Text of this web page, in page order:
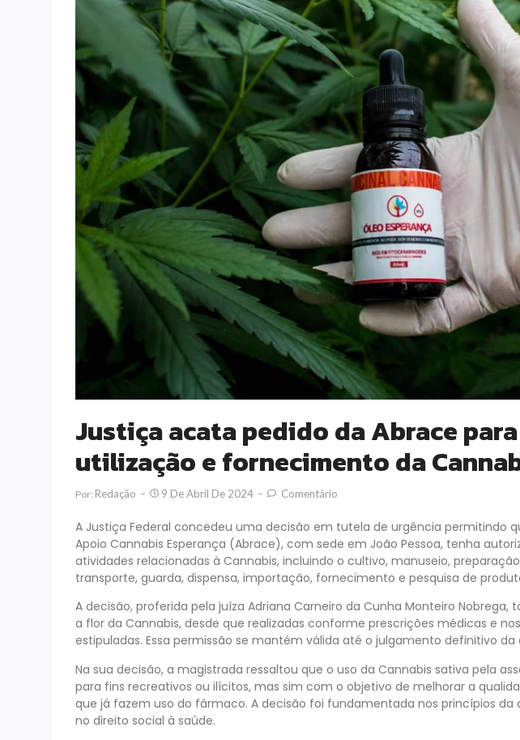
Justiça acata pedido da Abrace
utilização e fornecimento da
Por: Redação 9 De Abril De 2024 Comentário
A Justiça Federal concedeu uma decisão em tutela de urgência permitindo
Apoio Cannabis Esperança (Abrace), com sede em João Pessoa, tenha
atividades relacionadas à Cannabis, incluindo o cultivo, manuseio,
transporte, guarda, dispensa, importação, fornecimento e pesquisa de
A decisão, proferida pela juíza Adriana Carneiro da Cunha Monteiro Nobrega,
a flor da Cannabis, desde que realizadas conforme prescrições médicas e
estipuladas. Essa permissão se mantém válida até o julgamento definitivo da
Na sua decisão, a magistrada ressaltou que o uso da Cannabis sativa pela
para fins recreativos ou ilícitos, mas sim com o objetivo de melhorar a
que já fazem uso do fármaco. A decisão foi fundamentada nos princípios da
no direito social à saúde.